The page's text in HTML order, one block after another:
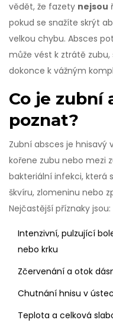
vědět, že fazety nejsou
pokud se snažíte skrýt
velkou chybu. Absces
může vést k ztrátě
dokonce k vážným
Co je zubní
poznat?
Zubní absces je hnisavý
kořene zubu nebo mezi
bakteriální infekci, která
škvíru, zlomeninu nebo
Nejčastější příznaky jsou:
Intenzivní, pulzující
nebo krku
Zčervenání a otok
Chutnání hnisu v
Teplota a celková